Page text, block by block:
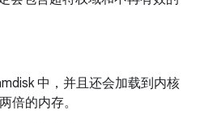
中，并且还会加载到内核
倍的内存。